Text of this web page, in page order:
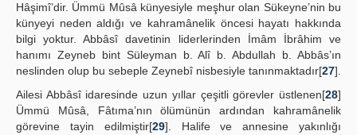
Hâşimî’dir. Ümmü Mûsâ künyesiyle meşhur olan Sükeyneʼnin bu
künyeyi neden aldığı ve kahramânelik öncesi hayatı hakkında
bilgi yoktur. Abbâsî davetinin liderlerinden İmâm İbrâhim ve
hanımı Zeyneb bint Süleyman b. Alî b. Abdullah b. Abbâs’ın
neslinden olup bu sebeple Zeynebî nisbesiyle tanınmaktadır[27].
Ailesi Abbâsî idaresinde uzun yıllar çeşitli görevler üstlenen[28]
Ümmü Mûsâ, Fâtıma’nın ölümünün ardından kahramânelik
görevine tayin edilmiştir[29]. Halife ve annesine yakınlığı